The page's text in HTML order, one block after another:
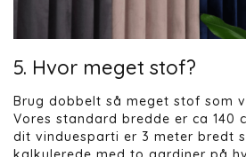
5. Hvor meget stof?
Brug dobbelt så meget stof som
Vores standard bredde er ca 140
dit vinduesparti er 3 meter bredt